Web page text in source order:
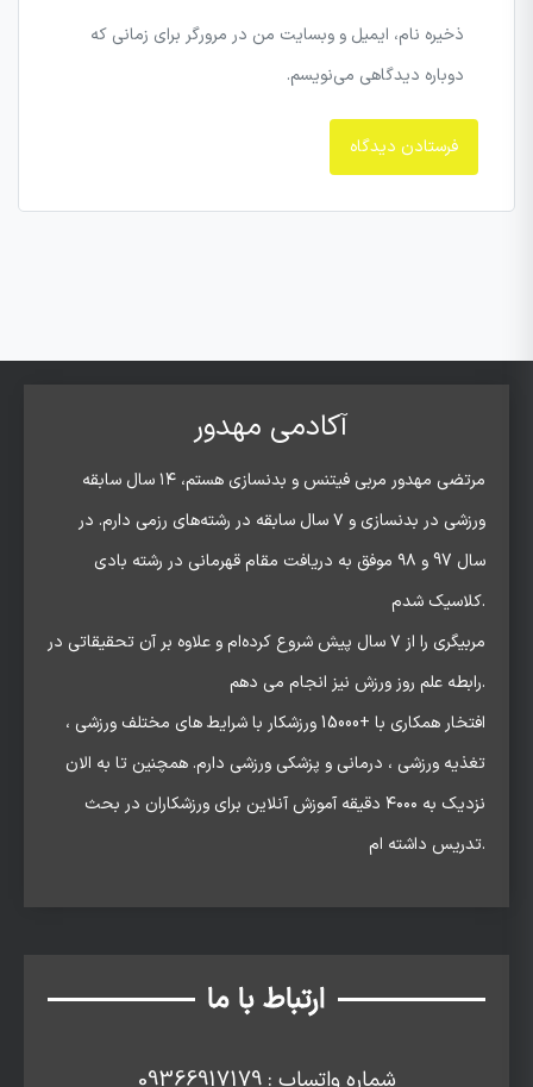
ذخیره نام، ایمیل و وبسایت من در مرورگر برای زمانی که
دوباره دیدگاهی می‌نویسم.
آکادمی مهدور
مرتضی مهدور مربی فیتنس و بدنسازی هستم، ۱۴ سال سابقه
ورزشی در بدنسازی و ۷ سال سابقه در رشته‌های رزمی دارم. در
سال 97 و ۹۸ موفق به دریافت مقام قهرمانی در رشته بادی
کلاسیک شدم.
مربیگری را از ۷ سال پیش شروع کرده‌ام و علاوه بر آن تحقیقاتی در
رابطه علم روز ورزش نیز انجام می دهم.
افتخار همکاری با +15000 ورزشکار با شرایط های مختلف ورزشی ،
تغذیه ورزشی ، درمانی و پزشکی ورزشی دارم. همچنین تا به الان
نزدیک به ۴۰۰۰ دقیقه آموزش آنلاین برای ورزشکاران در بحث
تدریس داشته ام.
ارتباط با ما
شماره واتساپ : 09366917179